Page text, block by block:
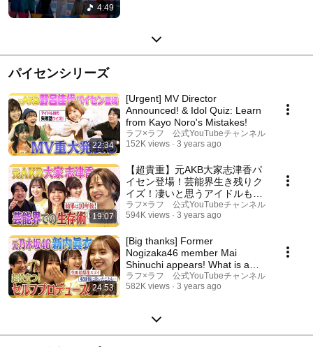
4:49
パイセンシリーズ
22:34
[Urgent] MV Director
Announced! & Idol Quiz: Learn
from Kayo Noro's Mistakes!
ラフ×ラフ 公式YouTubeチャンネル
152K views
3 years ago
19:07
【超貴重】元AKB大家志津香パ
イセン登場！芸能界生き残りク
イズ！凄いと思うアイドルも
【爆笑】
ラフ×ラフ 公式YouTubeチャンネル
594K views
3 years ago
24:53
[Big thanks] Former
Nogizaka46 member Mai
Shinuchi appears! What is a
self-produced quiz?! [Super...
ラフ×ラフ 公式YouTubeチャンネル
582K views
3 years ago